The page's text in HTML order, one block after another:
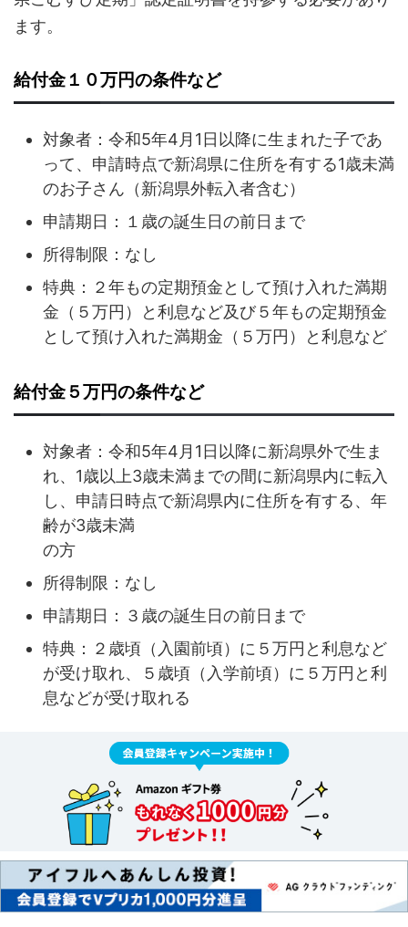
ます。
給付金１０万円の条件など
対象者：令和5年4月1日以降に生まれた子であ
って、申請時点で新潟県に住所を有する1歳未満
のお子さん（新潟県外転入者含む）
申請期日：１歳の誕生日の前日まで
所得制限：なし
特典：２年もの定期預金として預け入れた満期
金（５万円）と利息など及び５年もの定期預金
として預け入れた満期金（５万円）と利息など
給付金５万円の条件など
対象者：令和5年4月1日以降に新潟県外で生ま
れ、1歳以上3歳未満までの間に新潟県内に転入
し、申請日時点で新潟県内に住所を有する、年
齢が3歳未満
の方
所得制限：なし
申請期日：３歳の誕生日の前日まで
特典：２歳頃（入園前頃）に５万円と利息など
が受け取れ、５歳頃（入学前頃）に５万円と利
息などが受け取れる